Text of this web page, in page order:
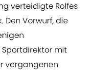
verteidigte Rolfes
Den Vorwurf, die
Sportdirektor mit
vergangenen